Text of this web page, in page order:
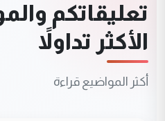
تعليقاتكم
الأكثر تداولاً
أكثر المواضيع قراءة